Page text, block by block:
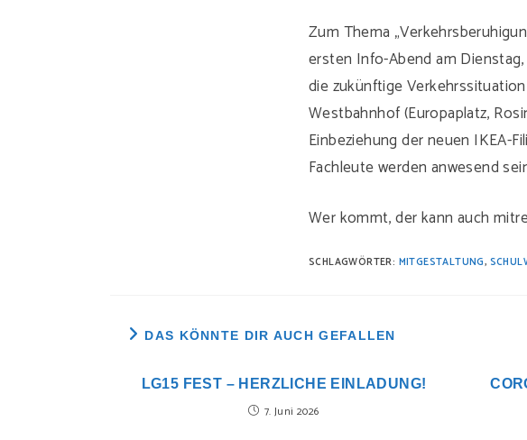
Zum Thema
ersten Info-Abend am Dienstag,
die zukünftige
Westbahnhof (Europaplatz,
Einbeziehung der neuen IKEA-
Fachleute werden anwesend
Wer kommt, der kann auch
SCHLAGWÖRTER: MITGESTALTUNG,
DAS KÖNNTE DIR AUCH GEFALLEN
LG15 FEST – HERZLICHE EINLADUNG!
7. Juni 2026